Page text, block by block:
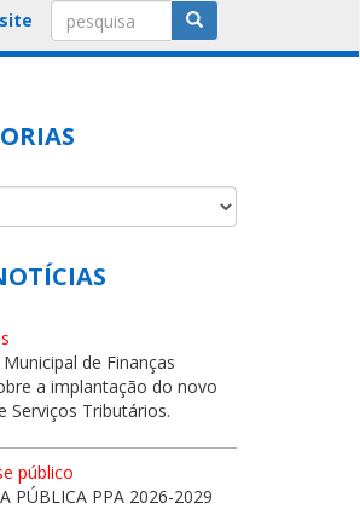
de Finanças
a implantação do novo
Serviços Tributários.
público
PÚBLICA PPA 2026-2029